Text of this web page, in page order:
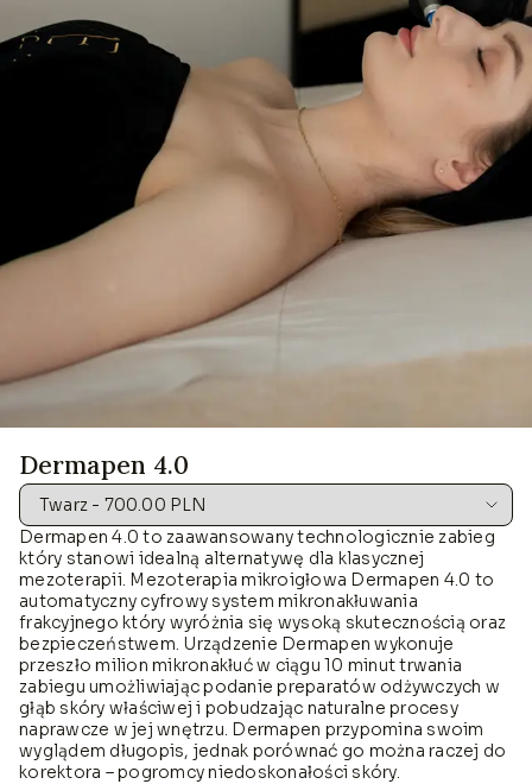
Dermapen 4.0
Dermapen 4.0 to zaawansowany technologicznie zabieg
który stanowi idealną alternatywę dla klasycznej
mezoterapii. Mezoterapia mikroigłowa Dermapen 4.0 to
automatyczny cyfrowy system mikronakłuwania
frakcyjnego który wyróżnia się wysoką skutecznością oraz
bezpieczeństwem. Urządzenie Dermapen wykonuje
przeszło milion mikronakłuć w ciągu 10 minut trwania
zabiegu umożliwiając podanie preparatów odżywczych w
głąb skóry właściwej i pobudzając naturalne procesy
naprawcze w jej wnętrzu. Dermapen przypomina swoim
wyglądem długopis, jednak porównać go można raczej do
korektora – pogromcy niedoskonałości skóry.